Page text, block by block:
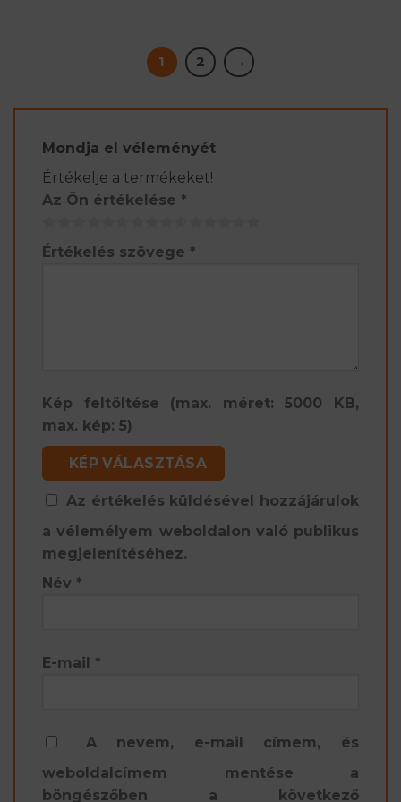
1 2 →
Mondja el véleményét
Értékelje a termékeket!
Az Ön értékelése *
Értékelés szövege *
Kép feltöltése (max. méret: 5000 KB,
max. kép: 5)
KÉP VÁLASZTÁSA
Az értékelés küldésével hozzájárulok
a vélemélyem weboldalon való publikus
megjelenítéséhez.
Név *
E-mail *
A nevem, e-mail címem, és
weboldalcímem mentése a
böngészőben a következő